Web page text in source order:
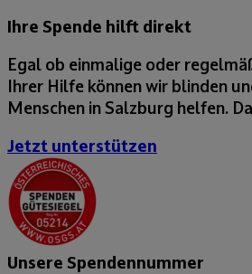
Ihre Spende hilft direkt
Egal ob einmalige oder
Ihrer Hilfe können wir blinden
Menschen in Salzburg helfen.
Jetzt unterstützen
Unsere Spendennummer